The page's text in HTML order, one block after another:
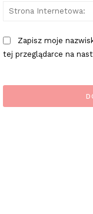
Zapisz moje
tej przeglądarce na